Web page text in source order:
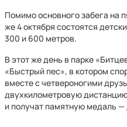
Помимо основного забега на
же 4 октября состоятся
300 и 600 метров.
В этот же день в парке
«Быстрый пес», в котором
вместе с четвероногими
двухкилометровую
и получат памятную медаль —